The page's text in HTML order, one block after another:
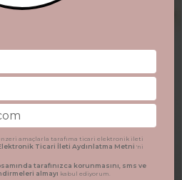
amaçlarla tarafıma ticari elektronik ileti
Ticari İleti Aydınlatma Metni 'ni
tarafınızca korunmasını, sms ve
almayı kabul ediyorum.